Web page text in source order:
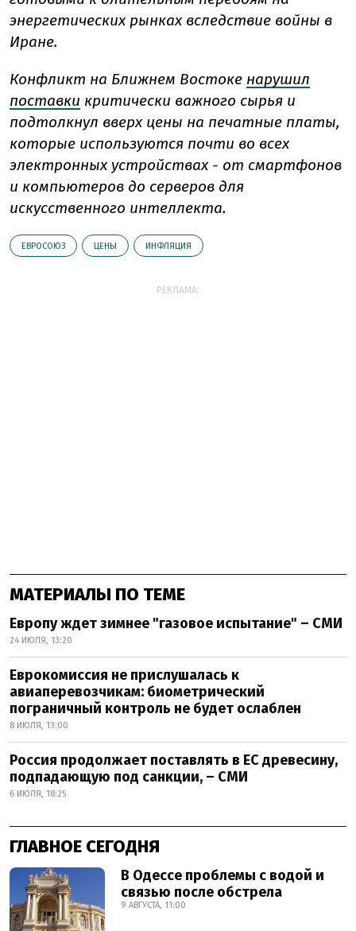
энергетических рынках вследствие войны в
Иране.
Конфликт на Ближнем Востоке нарушил
поставки критически важного сырья и
подтолкнул вверх цены на печатные платы,
которые используются почти во всех
электронных устройствах - от смартфонов
и компьютеров до серверов для
искусственного интеллекта.
ЕВРОСОЮЗ ЦЕНЫ ИНФЛЯЦИЯ
РЕКЛАМА:
МАТЕРИАЛЫ ПО ТЕМЕ
Европу ждет зимнее "газовое испытание" – СМИ
24 ИЮЛЯ, 13:20
Еврокомиссия не прислушалась к
авиаперевозчикам: биометрический
пограничный контроль не будет ослаблен
8 ИЮЛЯ, 13:00
Россия продолжает поставлять в ЕС древесину,
подпадающую под санкции, – СМИ
6 ИЮЛЯ, 18:25
ГЛАВНОЕ СЕГОДНЯ
В Одессе проблемы с водой и
связью после обстрела
9 АВГУСТА, 11:00